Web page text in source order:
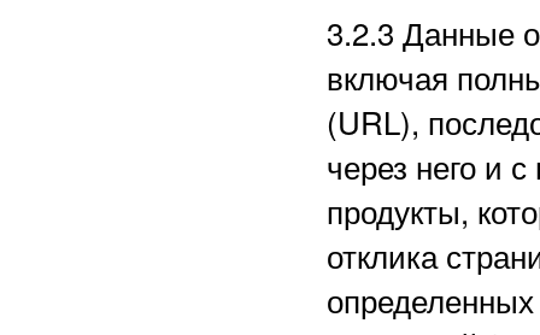
3.2.3 Данные
включая
(URL),
через него и
продукты,
отклика